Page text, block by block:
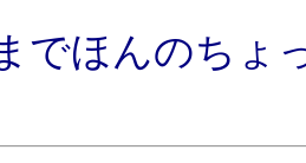
でほんのちょ